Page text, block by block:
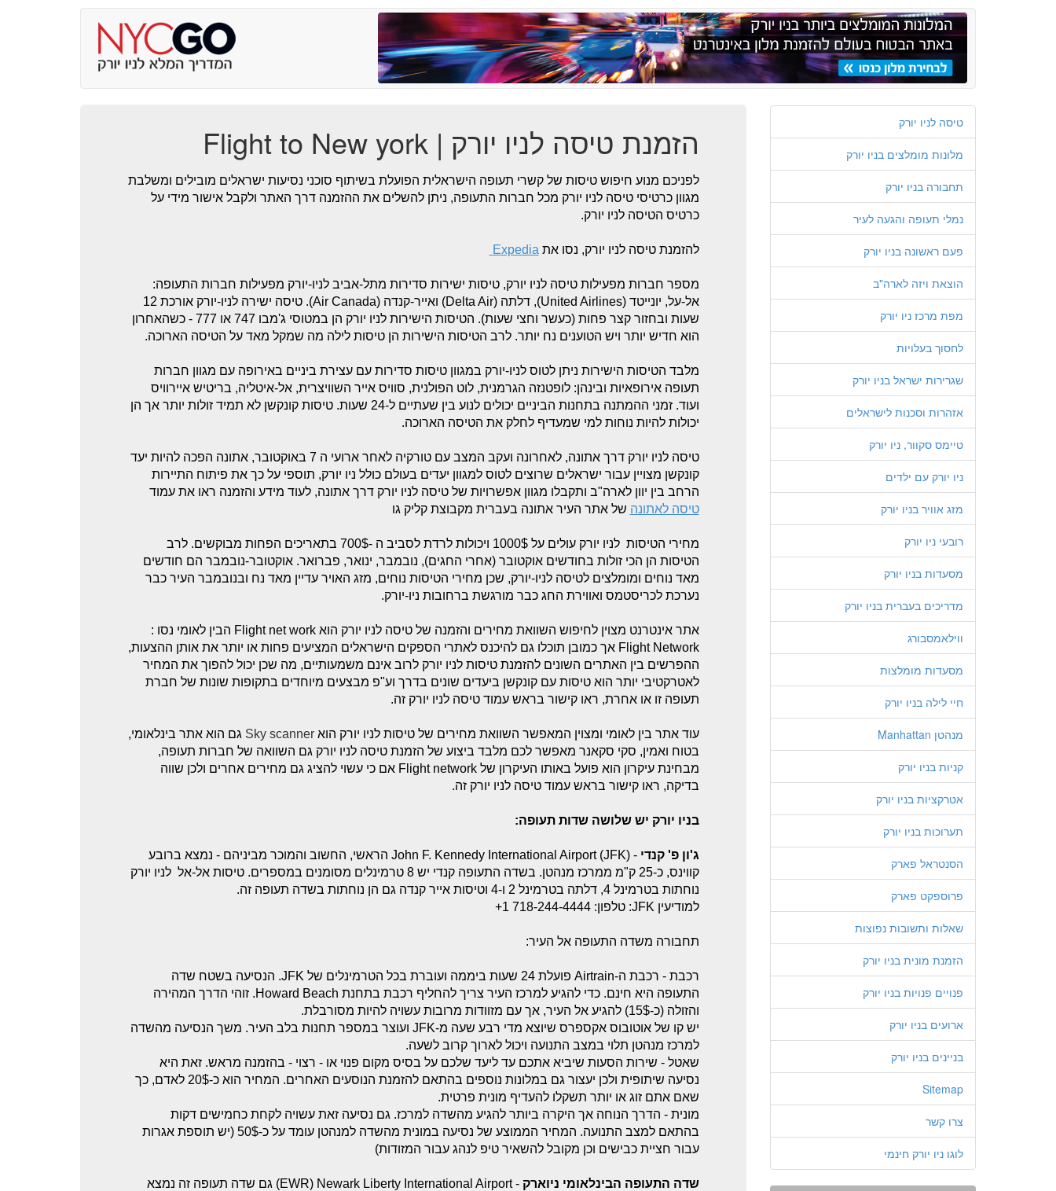
הזמנת טיסה לניו יורק | Flight to New york
לפניכם מנוע חיפוש טיסות של קשרי תעופה הישראלית הפועלת בשיתוף סוכני נסיעות ישראלים מובילים ומשלבת
מגוון כרטיסי טיסה לניו יורק מכל חברות התעופה, ניתן להשלים את ההזמנה דרך האתר ולקבל אישור מידי על
כרטיס הטיסה לניו יורק.
להזמנת טיסה לניו יורק, נסו את Expedia
מספר חברות מפעילות טיסה לניו יורק, טיסות ישירות סדירות מתל-אביב לניו-יורק מפעילות חברות התעופה:
אל-על, יונייטד (United Airlines), דלתה (Delta Air) ואייר-קנדה (Air Canada). טיסה ישירה לניו-יורק אורכת 12
שעות ובחזור קצר פחות (כעשר וחצי שעות). הטיסות הישירות לניו יורק הן במטוסי ג'מבו 747 או 777 - כשהאחרון
הוא חדיש יותר ויש הטוענים נח יותר. לרב הטיסות הישירות הן טיסות לילה מה שמקל מאד על הטיסה הארוכה.
מלבד הטיסות הישירות ניתן לטוס לניו-יורק במגוון טיסות סדירות עם עצירת ביניים באירופה עם מגוון חברות
תעופה אירופאיות ובינהן: לופטנזה הגרמנית, לוט הפולנית, סוויס אייר השוויצרית, אל-איטליה, בריטיש איירוויס
ועוד. זמני ההמתנה בתחנות הביניים יכולים לנוע בין שעתיים ל-24 שעות. טיסות קונקשן לא תמיד זולות יותר אך הן
יכולות להיות נוחות למי שמעדיף לחלק את הטיסה הארוכה.
טיסה לניו יורק דרך אתונה, לאחרונה ועקב המצב עם טורקיה לאחר ארועי ה 7 באוקטובר, אתונה הפכה להיות יעד
קונקשן מצויין עבור ישראלים שרוצים לטוס למגוון יעדים בעולם כולל ניו יורק, תוספי על כך את פיתוח התיירות
הרחב בין יוון לארה"ב ותקבלו מגוון אפשרויות של טיסה לניו יורק דרך אתונה, לעוד מידע והזמנה ראו את עמוד
טיסה לאתונה של אתר העיר אתונה בעברית מקבוצת קליק גו
מחירי הטיסות לניו יורק עולים על 1000$ ויכולות לרדת לסביב ה -700$ בתאריכים הפחות מבוקשים. לרב
הטיסות הן הכי זולות בחודשים אוקטובר (אחרי החגים), נובמבר, ינואר, פברואר. אוקטובר-נובמבר הם חודשים
מאד נוחים ומומלצים לטיסה לניו-יורק, שכן מחירי הטיסות נוחים, מזג האויר עדיין מאד נח ובנובמבר העיר כבר
נערכת לכריסטמס ואווירת החג כבר מורגשת ברחובות ניו-יורק.
אתר אינטרנט מצוין לחיפוש השוואת מחירים והזמנה של טיסה לניו יורק הוא Flight net work הבין לאומי נסו :
Flight Network אך כמובן תוכלו גם להיכנס לאתרי הספקים הישראלים המציעים פחות או יותר את אותן ההצעות,
ההפרשים בין האתרים השונים להזמנת טיסות לניו יורק לרוב אינם משמעותיים, מה שכן יכול להפוך את המחיר
לאטרקטיבי יותר הוא טיסות עם קונקשן ביעדים שונים בדרך וע"פ מבצעים מיוחדים בתקופות שונות של חברת
תעופה זו או אחרת, ראו קישור בראש עמוד טיסה לניו יורק זה.
עוד אתר בין לאומי ומצוין המאפשר השוואת מחירים של טיסות לניו יורק הואSky scanner גם הוא אתר בינלאומי,
בטוח ואמין, סקי סקאנר מאפשר לכם מלבד ביצוע של הזמנת טיסה לניו יורק גם השוואה של חברות תעופה,
מבחינת עיקרון הוא פועל באותו העיקרון של Flight network אם כי עשוי להציג גם מחירים אחרים ולכן שווה
בדיקה, ראו קישור בראש עמוד טיסה לניו יורק זה.
בניו יורק יש שלושה שדות תעופה:
ג'ון פ' קנדי
- (John F. Kennedy International Airport (JFK הראשי, החשוב והמוכר מביניהם - נמצא ברובע
קווינס, כ-25 ק"מ ממרכז מנהטן. בשדה התעופה קנדי יש 8 טרמינלים מסומנים במספרים. טיסות אל-אל לניו יורק
נוחתות בטרמינל 4, דלתה בטרמינל 2 ו-4 וטיסות אייר קנדה גם הן נוחתות בשדה תעופה זה.
למודיעין JFK: טלפון: 1 718-244-4444+
תחבורה משדה התעופה אל העיר:
רכבת - רכבת ה-Airtrain פועלת 24 שעות ביממה ועוברת בכל הטרמינלים של JFK. הנסיעה בשטח שדה
התעופה היא חינם. כדי להגיע למרכז העיר צריך להחליף רכבת בתחנת Howard Beach. זוהי הדרך המהירה
והזולה (כ-15$) להגיע אל העיר, אך עם מזוודות מרובות עשויה להיות מסורבלת.
יש קו של אוטובוס אקספרס שיוצא מדי רבע שעה מ-JFK ועוצר במספר תחנות בלב העיר. משך הנסיעה מהשדה
למרכז מנהטן תלוי במצב התנועה ויכול לארוך קרוב לשעה.
שאטל - שירות הסעות שיביא אתכם עד ליעד שלכם על בסיס מקום פנוי או - רצוי - בהזמנה מראש. זאת היא
נסיעה שיתופית ולכן יעצור גם במלונות נוספים בהתאם להזמנת הנוסעים האחרים. המחיר הוא כ-20$ לאדם, כך
שאם אתם זוג או יותר תשקלו להעדיף מונית פרטית.
מונית - הדרך הנוחה אך היקרה ביותר להגיע מהשדה למרכז. גם נסיעה זאת עשויה לקחת כחמישים דקות
בהתאם למצב התנועה. המחיר הממוצע של נסיעה במונית מהשדה למנהטן עומד על כ-50$ (יש תוספת אגרות
עבור חציית כבישים וכן מקובל להשאיר טיפ לנהג עבור המזודות) ​
שדה התעופה הבינלאומי ניוארק
- EWR) Newark Liberty International Airport) גם שדה תעופה זה נמצא
טיסה לניו יורק
מלונות מומלצים בניו יורק
תחבורה בניו יורק
נמלי תעופה והגעה לעיר
פעם ראשונה בניו יורק
הוצאת ויזה לארה"ב
מפת מרכז ניו יורק
לחסוך בעלויות
שגרירות ישראל בניו יורק
אזהרות וסכנות לישראלים
טיימס סקוור, ניו יורק
ניו יורק עם ילדים
מזג אוויר בניו יורק
רובעי ניו יורק
מסעדות בניו יורק
מדריכים בעברית בניו יורק
ווילאמסבורג
מסעדות מומלצות
חיי לילה בניו יורק
מנהטן Manhattan
קניות בניו יורק
אטרקציות בניו יורק
תערוכות בניו יורק
הסנטראל פארק
פרוספקט פארק
שאלות ותשובות נפוצות
הזמנת מונית בניו יורק
פנויים פנויות בניו יורק
ארועים בניו יורק
בניינים בניו יורק
Sitemap
צרו קשר
לוגו ניו יורק חינמי